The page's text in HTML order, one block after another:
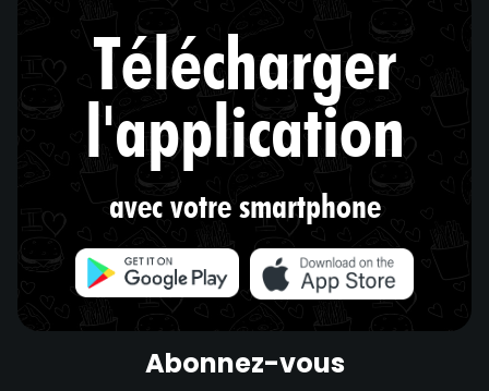
Télécharger
l'application
avec votre smartphone
Abonnez-vous